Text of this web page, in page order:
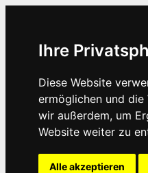
Ihre
Diese Website
ermöglichen und die
wir außerdem, um
Website weiter zu
Alle akzeptieren